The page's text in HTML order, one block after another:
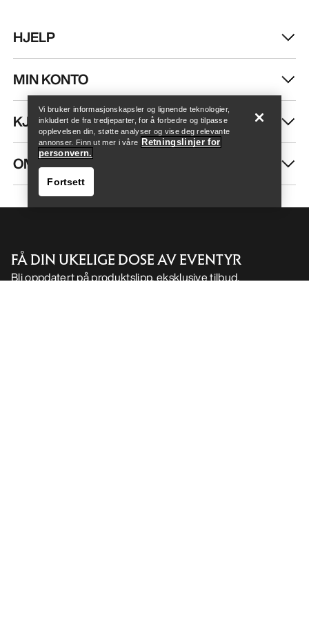
Finn butikk Help
HJELP
MIN KONTO
KJØP MER
OM OSS
FÅ DIN UKELIGE DOSE AV EVENTYR
Bli oppdatert på produktslipp, eksklusive tilbud,
Vi bruker informasjonskapsler og lignende teknologier,
inkludert de fra tredjeparter, for å forbedre og tilpasse
opplevelsen din, støtte analyser og vise deg relevante
annonser. Finn ut mer i våre Retningslinjer for
personvern.
Fortsett